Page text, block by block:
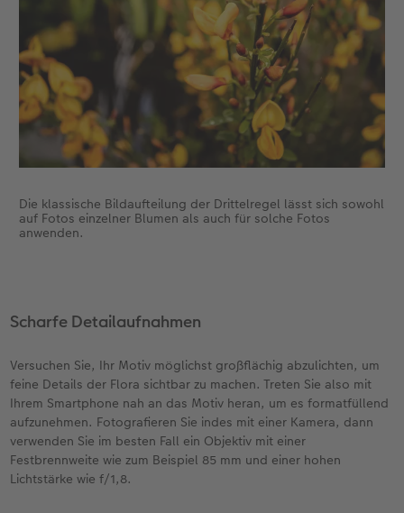
Die klassische Bildaufteilung der Drittelregel lässt sich sowohl
auf Fotos einzelner Blumen als auch für solche Fotos
anwenden.
Scharfe Detailaufnahmen
Versuchen Sie, Ihr Motiv möglichst großflächig abzulichten, um
feine Details der Flora sichtbar zu machen. Treten Sie also mit
Ihrem Smartphone nah an das Motiv heran, um es formatfüllend
aufzunehmen. Fotografieren Sie indes mit einer Kamera, dann
verwenden Sie im besten Fall ein Objektiv mit einer
Festbrennweite wie zum Beispiel 85 mm und einer hohen
Lichtstärke wie f/1,8.